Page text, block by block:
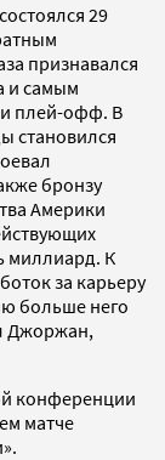
29
признавался
и самым
плей-офф. В
становился
бронзу
Америки
миллиард. К
за карьеру
больше него
Джоржан,
конференции
матче